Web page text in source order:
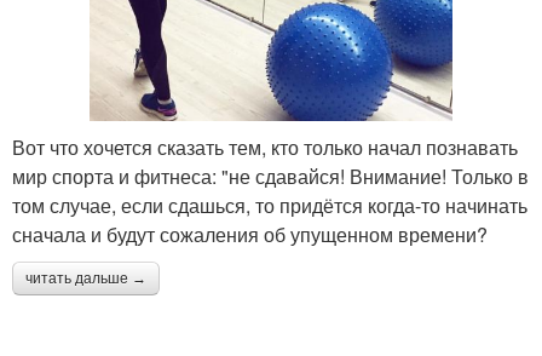
Вот что хочется сказать тем, кто только начал познавать
мир спорта и фитнеса: "не сдавайся! Внимание! Только в
том случае, если сдашься, то придётся когда-то начинать
сначала и будут сожаления об упущенном времени?
читать дальше →